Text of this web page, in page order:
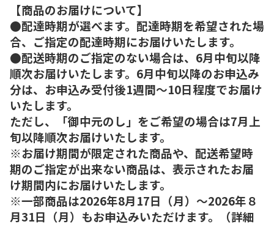
【商品のお届けについて】
●配達時期が選べます。配達時期を希望された場
合、ご指定の配達時期にお届けいたします。
●配送時期のご指定のない場合は、6月中旬以降
順次お届けいたします。6月中旬以降のお申込み
分は、お申込み受付後1週間～10日程度でお届け
いたします。
ただし、「御中元のし」をご希望の場合は7月上
旬以降順次お届けいたします。
※お届け期間が限定された商品や、配送希望時
期のご指定が出来ない商品は、表示されたお届
け期間内にお届けいたします。
※一部商品は2026年8月17日（月）～2026年８
月31日（月）もお申込みいただけます。（詳細